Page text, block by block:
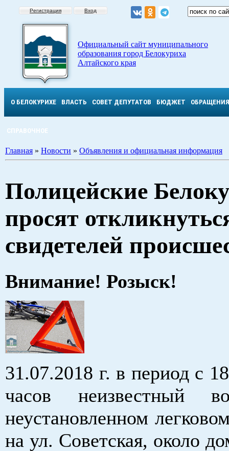
Регистрация Вход
Официальный сайт муниципального
образования город Белокуриха
Алтайского края
О БЕЛОКУРИХЕ ВЛАСТЬ СОВЕТ ДЕПУТАТОВ БЮДЖЕТ ОБРАЩЕНИЯ
СПРАВОЧНОЕ
Главная » Новости » Объявления и официальная информация
Полицейские
просят
свидетелей
Внимание! Розыск!
31.07.2018 г. в период с
часов неизвестный
неустановленном
на ул. Советская, около